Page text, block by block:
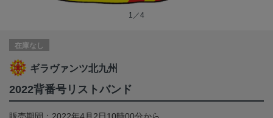
1／4
在庫なし
ギラヴァンツ北九州
2022背番号リストバンド